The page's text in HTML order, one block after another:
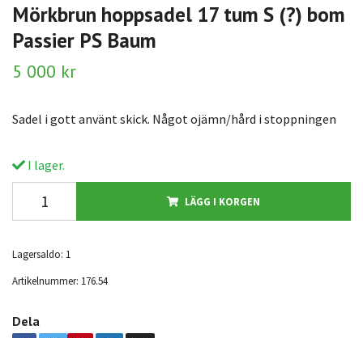
Mörkbrun hoppsadel 17 tum S (?) bom
Passier PS Baum
5 000 kr
Sadel i gott använt skick. Något ojämn/hård i stoppningen
I lager.
LÄGG I KORGEN
Lagersaldo: 1
Artikelnummer: 176.54
Dela